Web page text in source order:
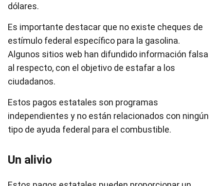
dólares.
Es importante destacar que no existe cheques de
estímulo federal específico para la gasolina.
Algunos sitios web han difundido información falsa
al respecto, con el objetivo de estafar a los
ciudadanos.
Estos pagos estatales son programas
independientes y no están relacionados con ningún
tipo de ayuda federal para el combustible.
Un alivio